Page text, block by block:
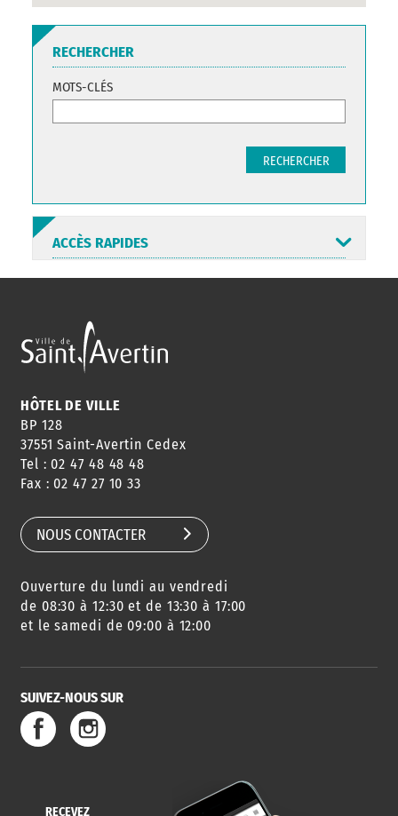
RECHERCHER
MOTS-CLÉS
RECHERCHER
ACCÈS RAPIDES
ANNUAIRE
HORAIRES
CONSEILS
DE QUARTIER
AGENDA
DES SORTIES
URBANISME
SERVICE
DE L'EAU
HÔTEL DE VILLE
BP 128
37551 Saint-Avertin Cedex
Tel : 02 47 48 48 48
Fax : 02 47 27 10 33
NOUS CONTACTER
Ouverture du lundi au vendredi
de 08:30 à 12:30 et de 13:30 à 17:00
et le samedi de 09:00 à 12:00
SUIVEZ-NOUS SUR
RECEVEZ